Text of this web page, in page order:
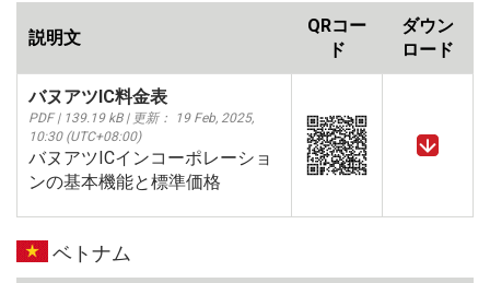
説明文
QRコー
ド
ダウン
ロード
バヌアツIC料金表
PDF | 139.19 kB | 更新： 19 Feb, 2025,
10:30 (UTC+08:00)
バヌアツICインコーポレーショ
ンの基本機能と標準価格
ベトナム